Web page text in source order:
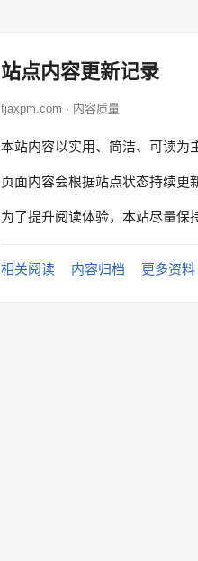
站点内容更新记录
fjaxpm.com · 内容质量
本站内容以实用、简洁、可读为
页面内容会根据站点状态持续更
为了提升阅读体验，本站尽量保
相关阅读 内容归档 更多资料